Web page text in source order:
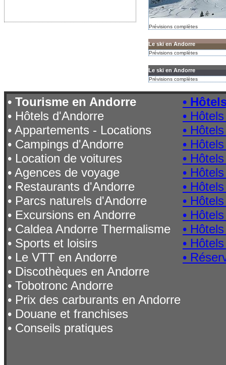
Prévisions complètes
Le ski en Andorre
Prévisions complètes
Le ski en Andorre
Prévisions complètes
• Tourisme en Andorre
• Hôtels d'Andorre
• Appartements - Locations
• Campings d'Andorre
• Location de voitures
• Agences de voyage
• Restaurants d'Andorre
• Parcs naturels d'Andorre
• Excursions en Andorre
• Caldea Andorre Thermalisme
• Sports et loisirs
• Le VTT en Andorre
• Discothèques en Andorre
• Tobotronc Andorre
• Prix des carburants en Andorre
• Douane et franchises
• Conseils pratiques
•
•
•
•
•
•
•
•
•
•
•
•